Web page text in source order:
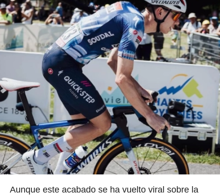
Aunque este acabado se ha vuelto viral sobre la